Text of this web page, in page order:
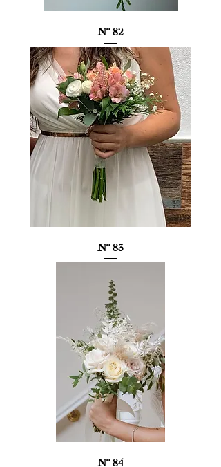
Nº 82
Nº 83
Nº 84